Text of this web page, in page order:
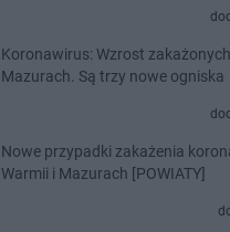
Koronawirus: Wzrost
Mazurach. Są trzy nowe ogniska
Nowe przypadki zakażenia
Warmii i Mazurach [POWIATY]